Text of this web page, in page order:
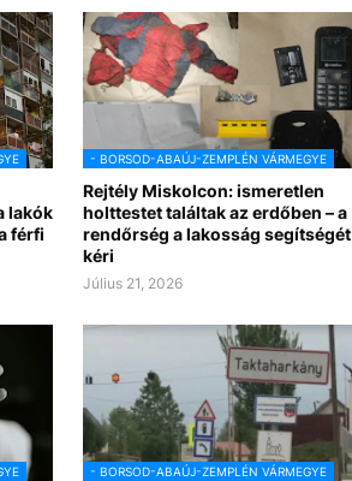
lakók
férfi
- BORSOD-ABAÚJ-ZEMPLÉN VÁRMEGYE
Rejtély Miskolcon: ismeretlen
holttestet találtak az erdőben – a
rendőrség a lakosság segítségét
kéri
Július 21, 2026
- BORSOD-ABAÚJ-ZEMPLÉN VÁRMEGYE